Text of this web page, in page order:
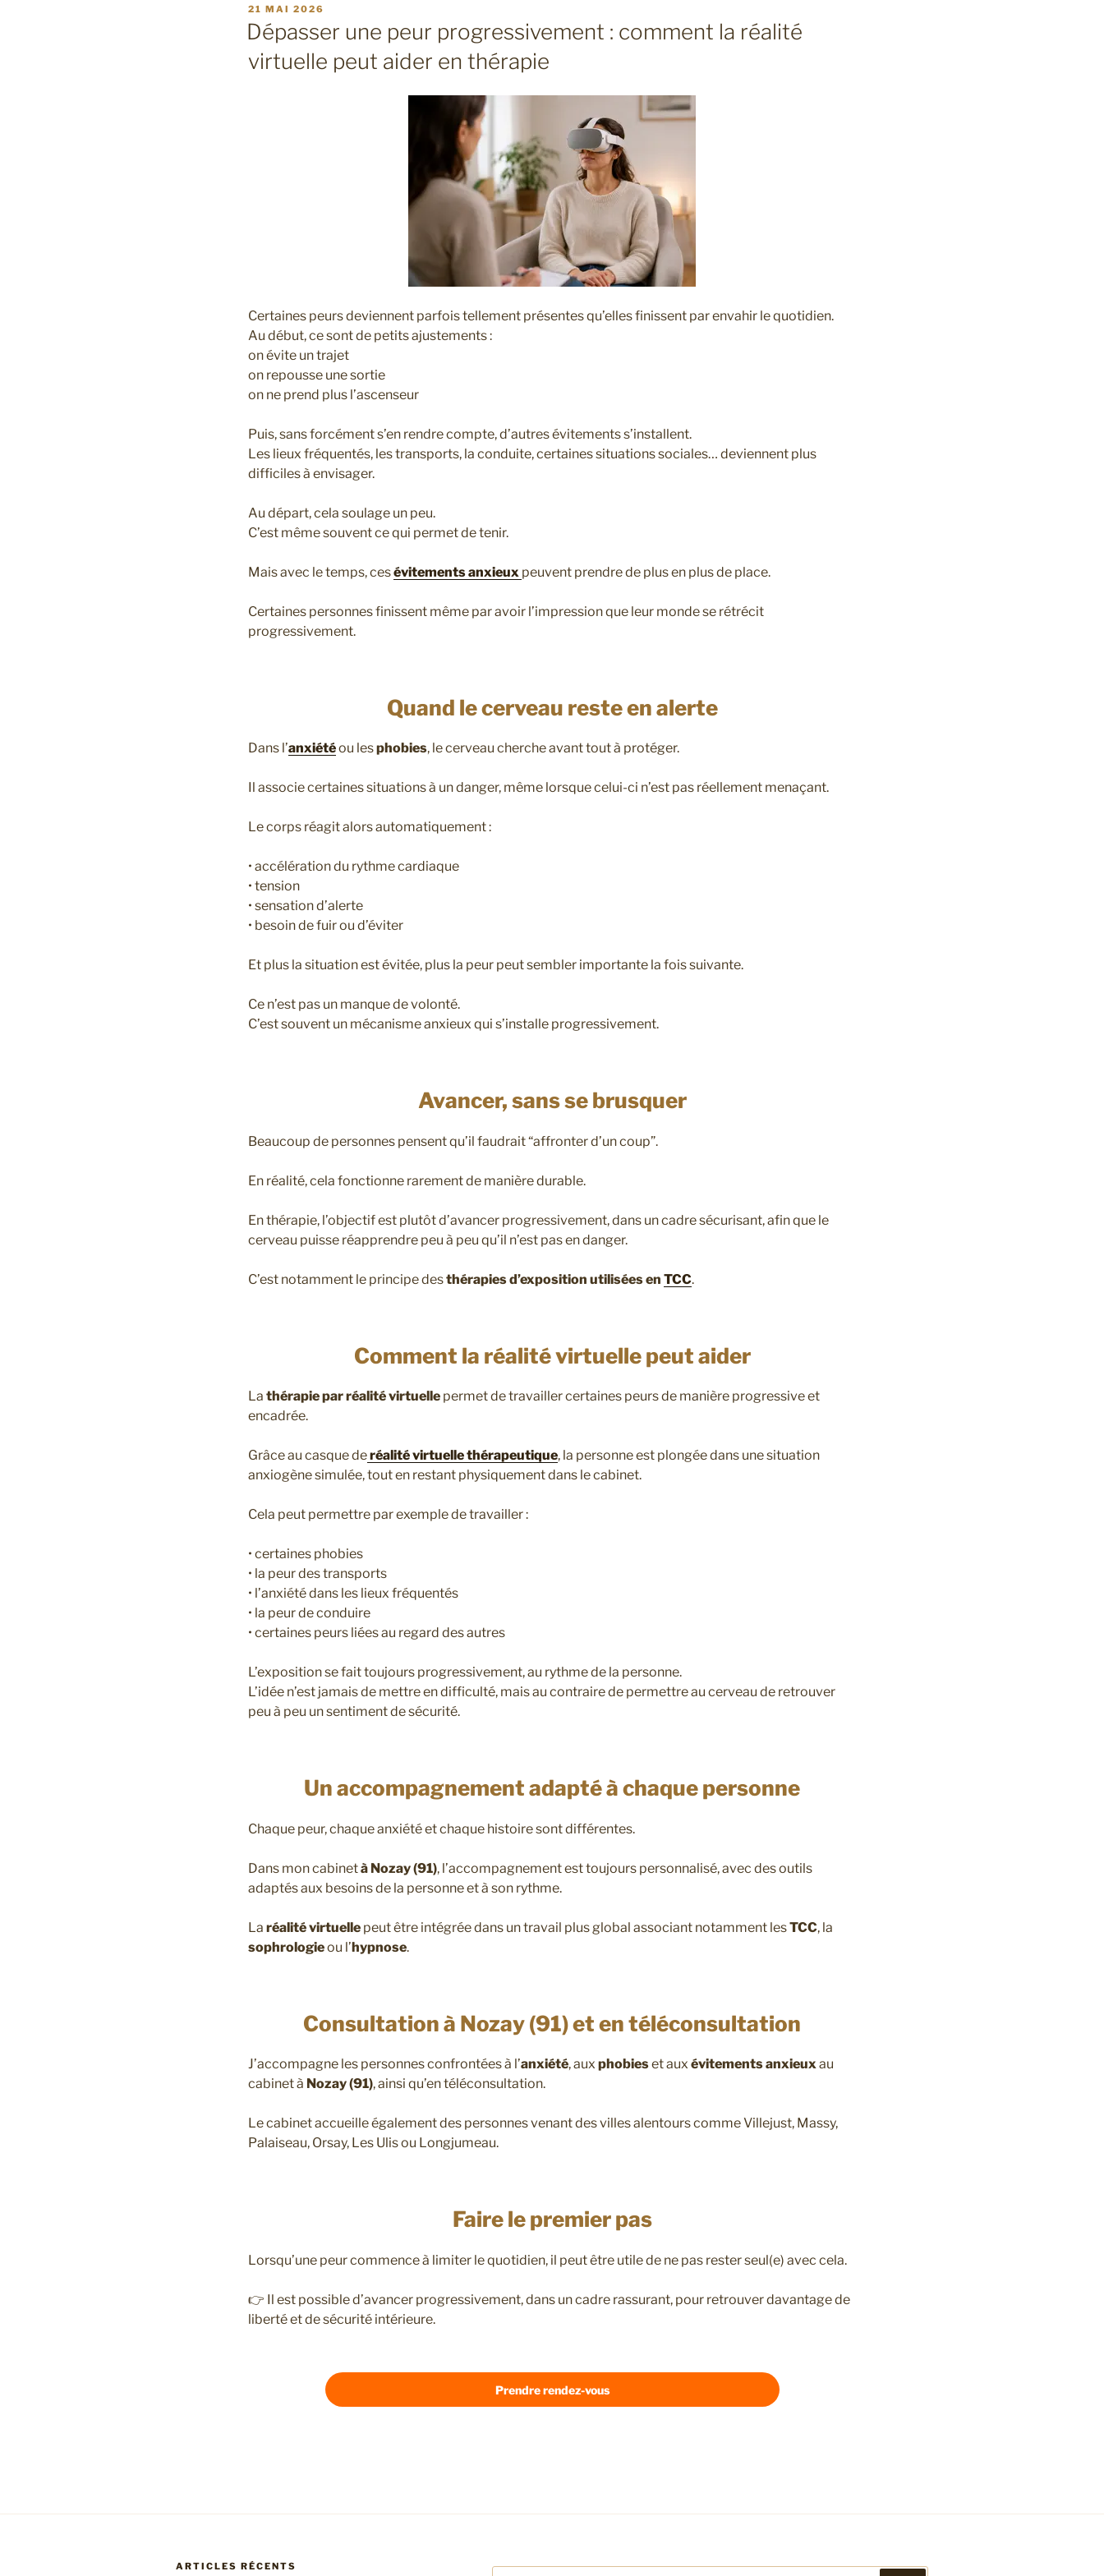
PUBLIÉ
LE
21 MAI 2026
Dépasser une peur progressivement : comment la réalité
virtuelle peut aider en thérapie
Certaines peurs deviennent parfois tellement présentes qu’elles finissent par envahir le quotidien.
Au début, ce sont de petits ajustements :
on évite un trajet
on repousse une sortie
on ne prend plus l’ascenseur
Puis, sans forcément s’en rendre compte, d’autres évitements s’installent.
Les lieux fréquentés, les transports, la conduite, certaines situations sociales… deviennent plus
difficiles à envisager.
Au départ, cela soulage un peu.
C’est même souvent ce qui permet de tenir.
Mais avec le temps, cesévitements anxieux peuvent prendre de plus en plus de place.
Certaines personnes finissent même par avoir l’impression que leur monde se rétrécit
progressivement.
Quand le cerveau reste en alerte
Dans l’anxiétéou lesphobies, le cerveau cherche avant tout à protéger.
Il associe certaines situations à un danger, même lorsque celui-ci n’est pas réellement menaçant.
Le corps réagit alors automatiquement :
• accélération du rythme cardiaque
• tension
• sensation d’alerte
• besoin de fuir ou d’éviter
Et plus la situation est évitée, plus la peur peut sembler importante la fois suivante.
Ce n’est pas un manque de volonté.
C’est souvent un mécanisme anxieux qui s’installe progressivement.
Avancer, sans se brusquer
Beaucoup de personnes pensent qu’il faudrait “affronter d’un coup”.
En réalité, cela fonctionne rarement de manière durable.
En thérapie, l’objectif est plutôt d’avancer progressivement, dans un cadre sécurisant, afin que le
cerveau puisse réapprendre peu à peu qu’il n’est pas en danger.
C’est notamment le principe desthérapies d’exposition utilisées en TCC.
Comment la réalité virtuelle peut aider
La thérapie par réalité virtuelle permet de travailler certaines peurs de manière progressive et
encadrée.
Grâce au casque deréalité virtuelle thérapeutique, la personne est plongée dans une situation
anxiogène simulée, tout en restant physiquement dans le cabinet.
Cela peut permettre par exemple de travailler :
• certaines phobies
• la peur des transports
• l’anxiété dans les lieux fréquentés
• la peur de conduire
• certaines peurs liées au regard des autres
L’exposition se fait toujours progressivement, au rythme de la personne.
L’idée n’est jamais de mettre en difficulté, mais au contraire de permettre au cerveau de retrouver
peu à peu un sentiment de sécurité.
Un accompagnement adapté à chaque personne
Chaque peur, chaque anxiété et chaque histoire sont différentes.
Dans mon cabinetà Nozay (91), l’accompagnement est toujours personnalisé, avec des outils
adaptés aux besoins de la personne et à son rythme.
La réalité virtuelle peut être intégrée dans un travail plus global associant notamment lesTCC, la
sophrologieou l’hypnose.
Consultation à Nozay (91) et en téléconsultation
J’accompagne les personnes confrontées à l’anxiété, aux phobieset aux évitements anxieuxau
cabinet à Nozay (91), ainsi qu’en téléconsultation.
Le cabinet accueille également des personnes venant des villes alentours comme Villejust, Massy,
Palaiseau, Orsay, Les Ulis ou Longjumeau.
Faire le premier pas
Lorsqu’une peur commence à limiter le quotidien, il peut être utile de ne pas rester seul(e) avec cela.
👉 Il est possible d’avancer progressivement, dans un cadre rassurant, pour retrouver davantage de
liberté et de sécurité intérieure.
Prendre rendez-vous
ARTICLES RÉCENTS